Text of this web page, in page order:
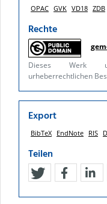
OPAC GVK VD18 ZDB
Rechte
Dieses Werk
urheberrechtlichen
Export
BibTeX EndNote RIS
Teilen